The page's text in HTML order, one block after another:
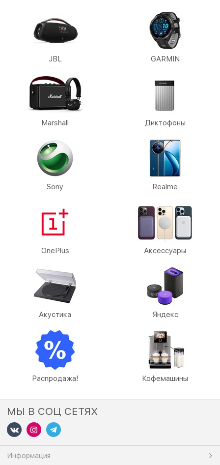
JBL GARMIN
Marshall Диктофоны
Sony Realme
OnePlus Аксессуары
Акустика Яндекс
Распродажа! Кофемашины
МЫ В СОЦ СЕТЯХ
Информация